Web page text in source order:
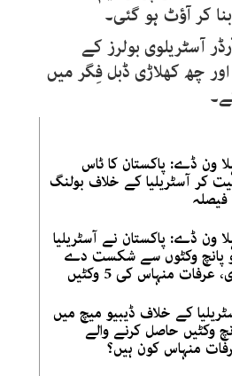
آسٹریلوی بولرز کے
اور چھ کھلاڑی ڈبل فِگر میں
ون ڈے: پاکستان کا ٹاس
کر آسٹریلیا کے خلاف بولنگ
فیصلہ
ون ڈے: پاکستان نے آسٹریلیا
پانچ وکٹوں سے شکست دے
عرفات منہاس کی 5 وکٹیں
کے خلاف ڈیبیو میچ میں
وکٹیں حاصل کرنے والے
منہاس کون ہیں؟